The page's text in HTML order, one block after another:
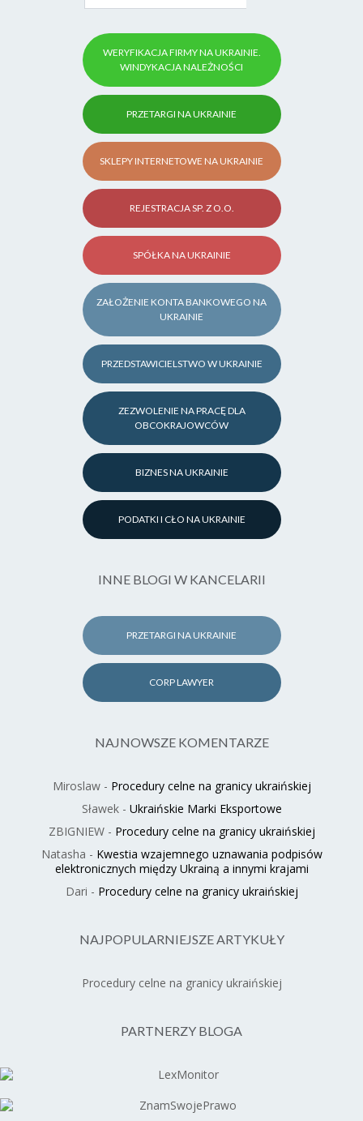
WERYFIKACJA FIRMY NA UKRAINIE.
WINDYKACJA NALEŻNOŚCI
PRZETARGI NA UKRAINIE
SKLEPY INTERNETOWE NA UKRAINIE
REJESTRACJA SP. Z O.O.
SPÓŁKA NA UKRAINIE
ZAŁOŻENIE KONTA BANKOWEGO NA
UKRAINIE
PRZEDSTAWICIELSTWO W UKRAINIE
ZEZWOLENIE NA PRACĘ DLA
OBCOKRAJOWCÓW
BIZNES NA UKRAINIE
PODATKI I CŁO NA UKRAINIE
INNE BLOGI W KANCELARII
PRZETARGI NA UKRAINIE
CORP LAWYER
NAJNOWSZE KOMENTARZE
Miroslaw- Procedury celne na granicy ukraińskiej
Sławek- Ukraińskie Marki Eksportowe
ZBIGNIEW- Procedury celne na granicy ukraińskiej
Natasha - Kwestia wzajemnego uznawania podpisów
elektronicznych między Ukrainą a innymi krajami
Dari - Procedury celne na granicy ukraińskiej
NAJPOPULARNIEJSZE ARTYKUŁY
Procedury celne na granicy ukraińskiej
PARTNERZY BLOGA